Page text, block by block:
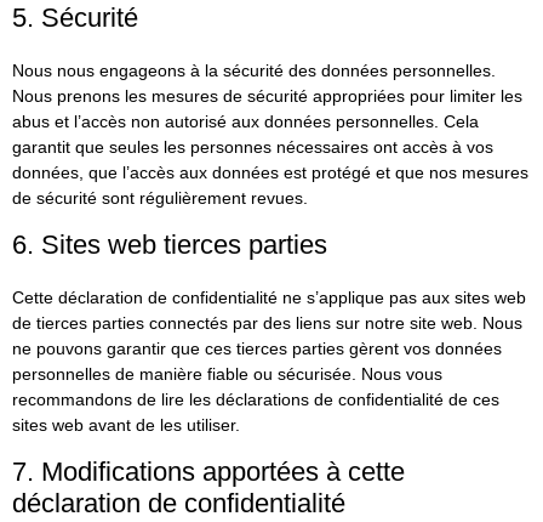
5. Sécurité
Nous nous engageons à la sécurité des données personnelles.
Nous prenons les mesures de sécurité appropriées pour limiter les
abus et l’accès non autorisé aux données personnelles. Cela
garantit que seules les personnes nécessaires ont accès à vos
données, que l’accès aux données est protégé et que nos mesures
de sécurité sont régulièrement revues.
6. Sites web tierces parties
Cette déclaration de confidentialité ne s’applique pas aux sites web
de tierces parties connectés par des liens sur notre site web. Nous
ne pouvons garantir que ces tierces parties gèrent vos données
personnelles de manière fiable ou sécurisée. Nous vous
recommandons de lire les déclarations de confidentialité de ces
sites web avant de les utiliser.
7. Modifications apportées à cette
déclaration de confidentialité